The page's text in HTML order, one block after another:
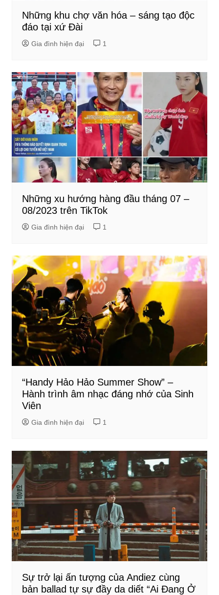
Những khu chợ văn hóa – sáng tạo độc
đáo tại xứ Đài
Gia đình hiện đại 1
Những xu hướng hàng đầu tháng 07 –
08/2023 trên TikTok
Gia đình hiện đại 1
“Handy Hảo Hảo Summer Show” –
Hành trình âm nhạc đáng nhớ của Sinh
Viên
Gia đình hiện đại 1
Sự trở lại ấn tượng của Andiez cùng
bản ballad tự sự đầy da diết “Ai Đang Ở